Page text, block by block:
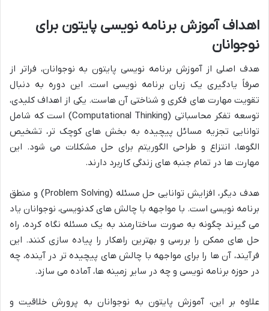
اهداف آموزش برنامه نویسی پایتون برای
نوجوانان
هدف اصلی از آموزش برنامه نویسی پایتون به نوجوانان، فراتر از
صرفاً یادگیری یک زبان برنامه نویسی است. این دوره به دنبال
تقویت مهارت های فکری و شناختی آن هاست. یکی از اهداف کلیدی،
توسعه تفکر محاسباتی (Computational Thinking) است که شامل
توانایی تجزیه مسائل پیچیده به بخش های کوچک تر، تشخیص
الگوها، انتزاع و طراحی الگوریتم برای حل مشکلات می شود. این
مهارت ها در تمام جنبه های زندگی کاربرد دارند.
هدف دیگر، افزایش توانایی حل مسئله (Problem Solving) و منطق
برنامه نویسی است. با مواجهه با چالش های کدنویسی، نوجوانان یاد
می گیرند چگونه به صورت ساختارمند به یک مسئله نگاه کرده، راه
حل های ممکن را بررسی و بهترین راهکار را پیاده سازی کنند. این
فرآیند، آن ها را برای مواجهه با چالش های پیچیده تر در آینده، چه
در حوزه برنامه نویسی و چه در سایر زمینه ها، آماده می سازد.
علاوه بر این، آموزش پایتون به نوجوانان به پرورش خلاقیت و